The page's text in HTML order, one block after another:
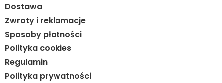
Dostawa
Zwroty i reklamacje
Sposoby płatności
Polityka cookies
Regulamin
Polityka prywatności